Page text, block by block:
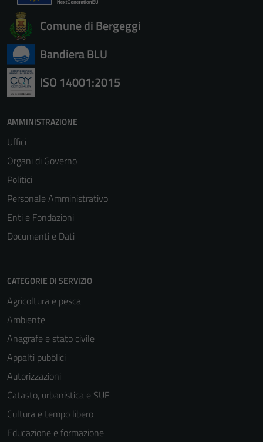
Comune di Bergeggi
Bandiera BLU
ISO 14001:2015
AMMINISTRAZIONE
Uffici
Organi di Governo
Politici
Personale Amministrativo
Enti e Fondazioni
Documenti e Dati
CATEGORIE DI SERVIZIO
Agricoltura e pesca
Ambiente
Anagrafe e stato civile
Appalti pubblici
Autorizzazioni
Catasto, urbanistica e SUE
Cultura e tempo libero
Educazione e formazione